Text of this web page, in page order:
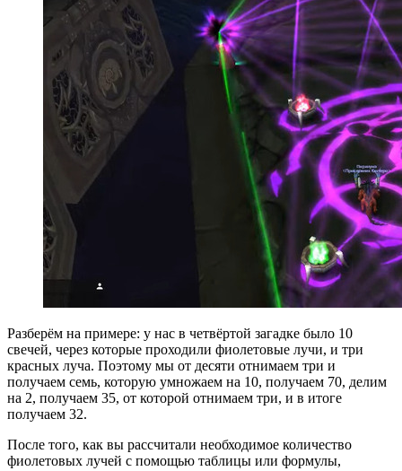
Разберём на примере: у нас в четвёртой загадке было 10
свечей, через которые проходили фиолетовые лучи, и три
красных луча. Поэтому мы от десяти отнимаем три и
получаем семь, которую умножаем на 10, получаем 70, делим
на 2, получаем 35, от которой отнимаем три, и в итоге
получаем 32.
После того, как вы рассчитали необходимое количество
фиолетовых лучей с помощью таблицы или формулы,